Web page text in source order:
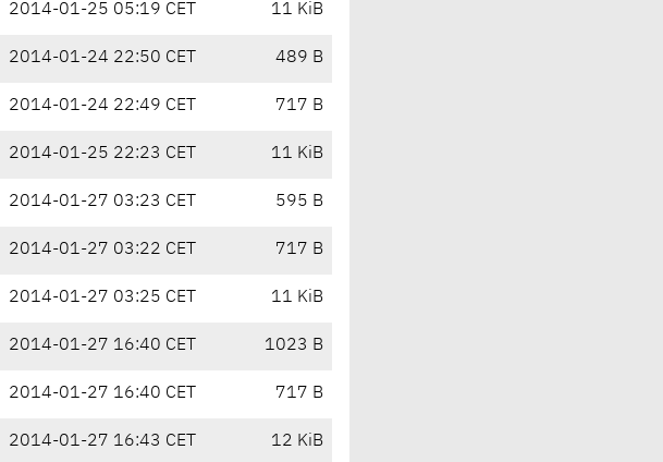
2014-01-25 05:19 CET 11 KiB
2014-01-24 22:50 CET 489 B
2014-01-24 22:49 CET 717 B
2014-01-25 22:23 CET 11 KiB
2014-01-27 03:23 CET 595 B
2014-01-27 03:22 CET 717 B
2014-01-27 03:25 CET 11 KiB
2014-01-27 16:40 CET 1023 B
2014-01-27 16:40 CET 717 B
2014-01-27 16:43 CET 12 KiB